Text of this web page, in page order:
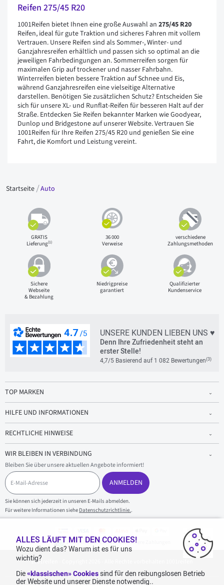
Reifen 275/45 R20
1001Reifen bietet Ihnen eine große Auswahl an 275/45 R20
Reifen, ideal für gute Traktion und sicheres Fahren mit vollem
Vertrauen. Unsere Reifen sind als Sommer-, Winter- und
Ganzjahresreifen erhältlich und passen sich so optimal an die
jeweiligen Fahrbedingungen an. Sommerreifen sorgen für
maximalen Grip auf trockener und nasser Fahrbahn.
Winterreifen bieten bessere Traktion auf Schnee und Eis,
während Ganzjahresreifen eine vielseitige Alternative
darstellen. Benötigen Sie zusätzlichen Schutz? Entscheiden Sie
sich für unsere XL- und Runflat-Reifen für besseren Halt auf der
Straße. Entdecken Sie Reifen bekannter Marken wie Goodyear,
Dunlop und Bridgestone auf unserer Website. Vertrauen Sie
1001Reifen für Ihre Reifen 275/45 R20 und genießen Sie eine
Fahrt, die Komfort und Leistung vereint.
Startseite Auto
GRATIS
Lieferung(1)
36 000
Verweise
verschiedene
Zahlungsmethoden
Sichere
Webseite
& Bezahlung
Niedrigpreise
garantiert
Qualifizierter
Kundenservice
UNSERE KUNDEN LIEBEN UNS ♥
Denn Ihre Zufriedenheit steht an
erster Stelle!
4,7/5 Basierend auf 1 082 Bewertungen(3)
TOP MARKEN
HILFE UND INFORMATIONEN
RECHTLICHE HINWEISE
WIR BLEIBEN IN VERBINDUNG
Bleiben Sie über unsere aktuellen Angebote informiert!
E
-
M
a
i
l
ANMELDEN
Sie können sich jederzeit in unseren E-Mails abmelden.
Für weitere Informationen siehe Datenschutzrichtlinie..
100 % sicherer Einkauf und sichere Zahlungen
1001reifen - Copyright 2026 - Alle Rechte vorbehalten 1001reifen
ALLES LÄUFT MIT DEN COOKIES!
Wozu dient das? Warum ist es für uns
wichtig?
Die«klassischen» Cookiessind für den reibungslosen Betrieb
der Website und unserer Dienste notwendig..